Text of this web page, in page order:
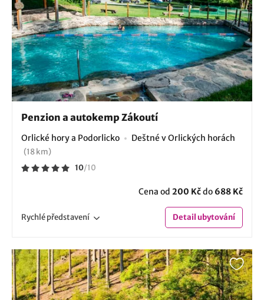
Penzion a autokemp Zákoutí
Orlické hory a Podorlicko Deštné v Orlických horách
(18 km)
10/10
Cena od 200 Kčdo 688 Kč
Rychlépředstavení Detailubytování